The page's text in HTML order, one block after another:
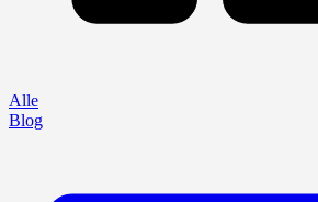
Alle
Blog